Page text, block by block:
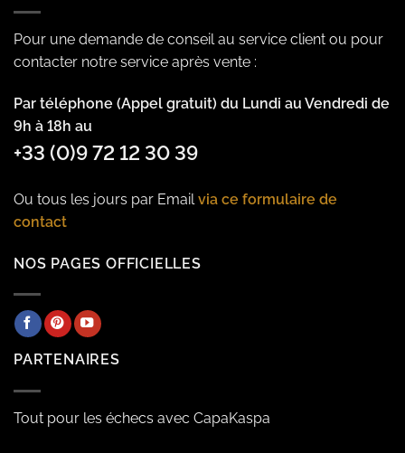
Pour une demande de conseil au service client ou pour
contacter notre service après vente :
Par téléphone (Appel gratuit) du Lundi au Vendredi de
9h à 18h au
+33 (0)9 72 12 30 39
Ou tous les jours par Email via ce formulaire de
contact
NOS PAGES OFFICIELLES
PARTENAIRES
Tout pour les échecs avec CapaKaspa